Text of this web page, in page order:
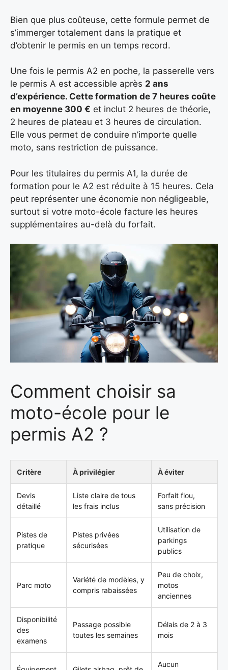
Bien que plus coûteuse, cette formule permet de
s’immerger totalement dans la pratique et
d’obtenir le permis en un temps record.
Une fois le permis A2 en poche, la passerelle vers
le permis A est accessible après 2 ans
d’expérience. Cette formation de 7 heures coûte
en moyenne 300 € et inclut 2 heures de théorie,
2 heures de plateau et 3 heures de circulation.
Elle vous permet de conduire n’importe quelle
moto, sans restriction de puissance.
Pour les titulaires du permis A1, la durée de
formation pour le A2 est réduite à 15 heures. Cela
peut représenter une économie non négligeable,
surtout si votre moto-école facture les heures
supplémentaires au-delà du forfait.
Comment choisir sa
moto-école pour le
permis A2 ?
Critère À privilégier À éviter
Devis
détaillé
Liste claire de tous
les frais inclus
Forfait flou,
sans précision
Pistes de
pratique
Pistes privées
sécurisées
Utilisation de
parkings
publics
Parc moto
Variété de modèles, y
compris rabaissées
Peu de choix,
motos
anciennes
Disponibilité
des
examens
Passage possible
toutes les semaines
Délais de 2 à 3
mois
Aucun